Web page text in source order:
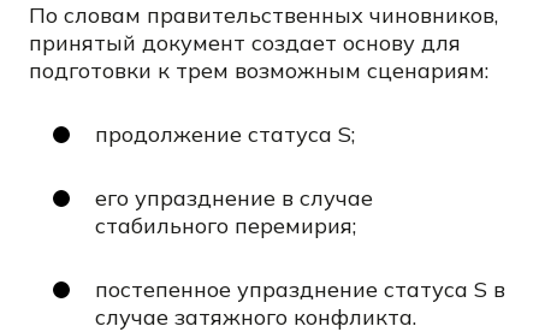
По словам правительственных чиновников,
принятый документ создает основу для
подготовки к трем возможным сценариям:
продолжение статуса S;
его упразднение в случае
стабильного перемирия;
постепенное упразднение статуса S в
случае затяжного конфликта.